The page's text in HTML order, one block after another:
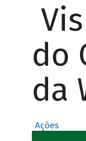
do
da
Ações